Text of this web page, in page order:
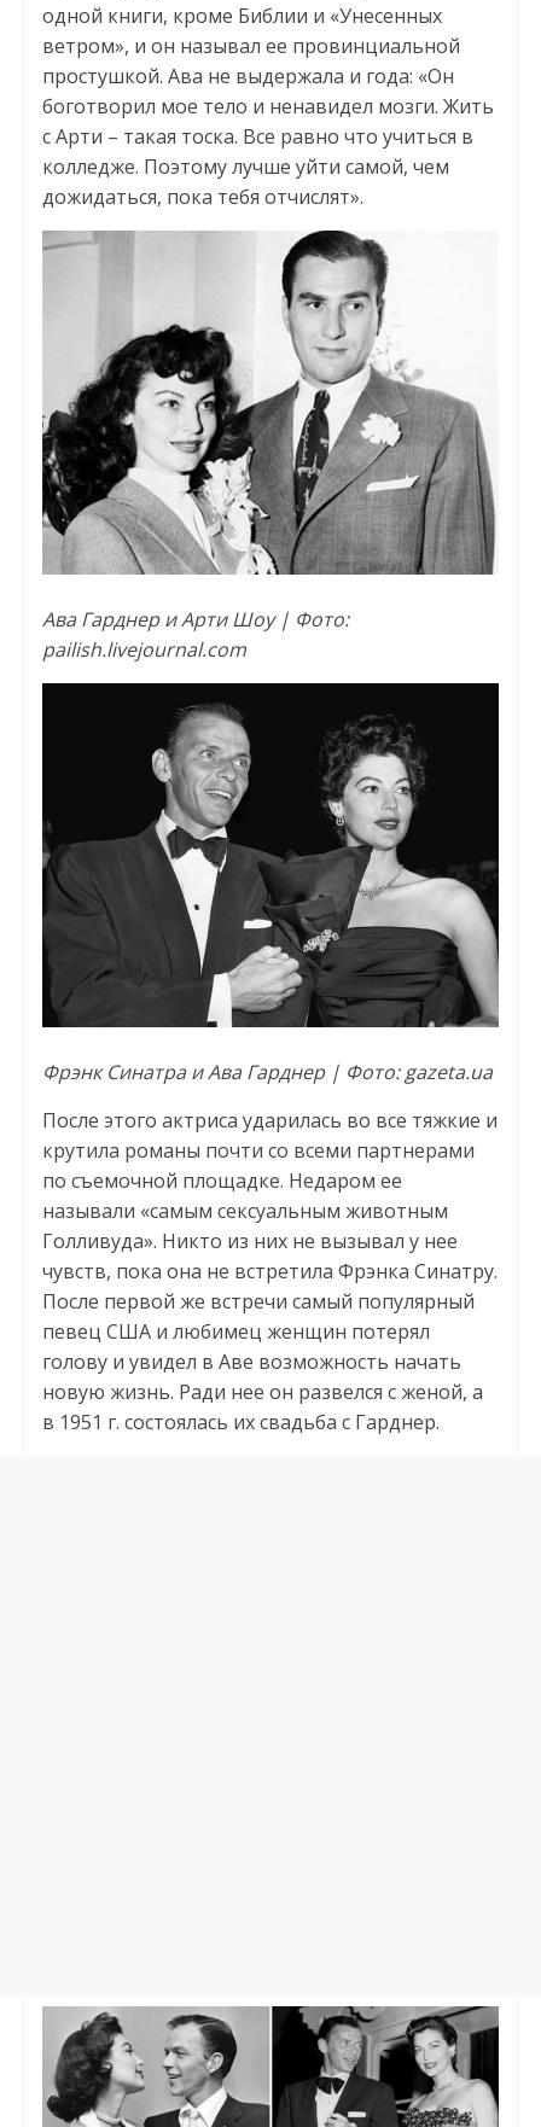
одной книги, кроме Библии и «Унесенных
ветром», и он называл ее провинциальной
простушкой. Ава не выдержала и года: «Он
боготворил мое тело и ненавидел мозги. Жить
с Арти – такая тоска. Все равно что учиться в
колледже. Поэтому лучше уйти самой, чем
дожидаться, пока тебя отчислят».
Ава Гарднер и Арти Шоу | Фото:
pailish.livejournal.com
Фрэнк Синатра и Ава Гарднер | Фото: gazeta.ua
После этого актриса ударилась во все тяжкие и
крутила романы почти со всеми партнерами
по съемочной площадке. Недаром ее
называли «самым сексуальным животным
Голливуда». Никто из них не вызывал у нее
чувств, пока она не встретила Фрэнка Синатру.
После первой же встречи самый популярный
певец США и любимец женщин потерял
голову и увидел в Аве возможность начать
новую жизнь. Ради нее он развелся с женой, а
в 1951 г. состоялась их свадьба с Гарднер.